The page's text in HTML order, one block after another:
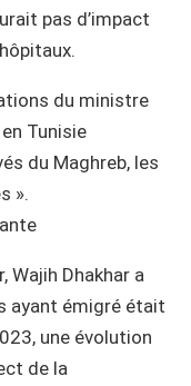
pas d’impact
du ministre
Tunisie
du Maghreb, les
».
Wajih Dhakhar a
ayant émigré était
une évolution
de la